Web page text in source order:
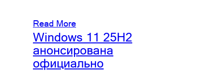
Read More
Windows 11 25H2
анонсирована
официально